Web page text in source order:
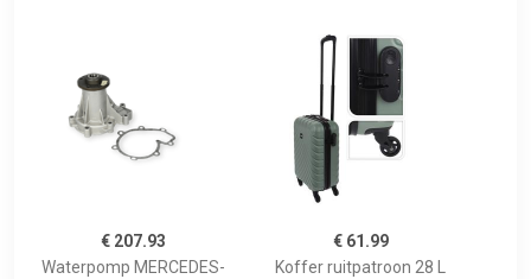
€ 207.93
Waterpomp MERCEDES-
€ 61.99
Koffer ruitpatroon 28 L